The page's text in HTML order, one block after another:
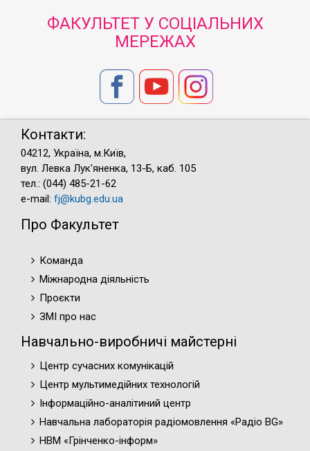
ФАКУЛЬТЕТ У СОЦІАЛЬНИХ
МЕРЕЖАХ
Контакти:
04212, Україна, м.Київ,
вул. Левка Лук'яненка, 13-Б, каб. 105
тел.: (044) 485-21-62
e-mail: fj@kubg.edu.ua
Про Факультет
Команда
Міжнародна діяльність
Проєкти
ЗМІ про нас
Навчально-виробничі майстерні
Центр сучасних комунікацій
Центр мультимедійних технологій
Інформаційно-аналітиний центр
Навчальна лабораторія радіомовлення «Радіо BG»
НВМ «Грінченко-інформ»